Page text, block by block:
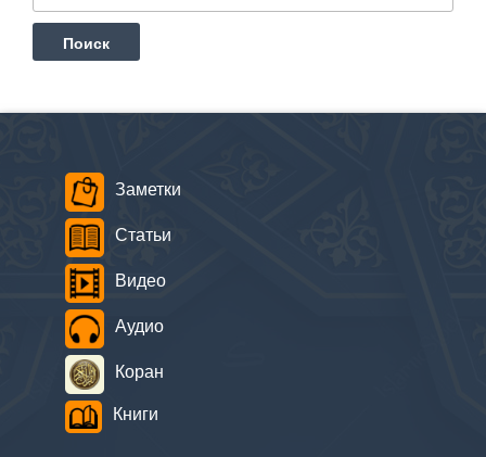
Заметки
Статьи
Видео
Аудио
Коран
Книги